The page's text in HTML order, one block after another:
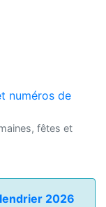
fêtes et
2026